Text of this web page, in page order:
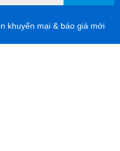
khuyến mại & báo giá mới